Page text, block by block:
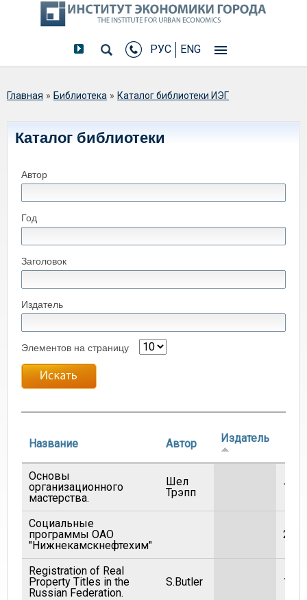
РУС ENG
Вы здесь
Главная » Библиотека » Каталог библиотеки ИЭГ
Каталог библиотеки
Автор
Год
Заголовок
Издатель
Элементов на страницу
Название Автор Издатель
Основы
организационного
мастерства.
Шел
Трэпп
1985
Социальные
программы ОАО
"Нижнекамскнефтехим"
2002
Registration of Real
Property Titles in the
Russian Federation.
S.Butler 1996